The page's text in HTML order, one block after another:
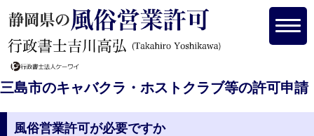
三島市のキャバクラ・ホストクラブ等の許可申請
風俗営業許可が必要ですか